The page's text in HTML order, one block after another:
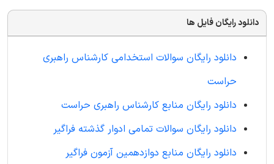
دانلود رایگان فایل ها
دانلود رایگان سوالات استخدامی کارشناس راهبری
حراست
دانلود رایگان منابع کارشناس راهبری حراست
دانلود رایگان سوالات تمامی ادوار گذشته فراگیر
دانلود رایگان منابع دوازدهمین آزمون فراگیر